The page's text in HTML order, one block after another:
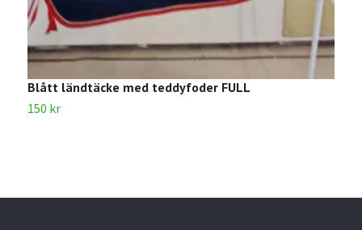
Blått ländtäcke med teddyfoder FULL
150 kr